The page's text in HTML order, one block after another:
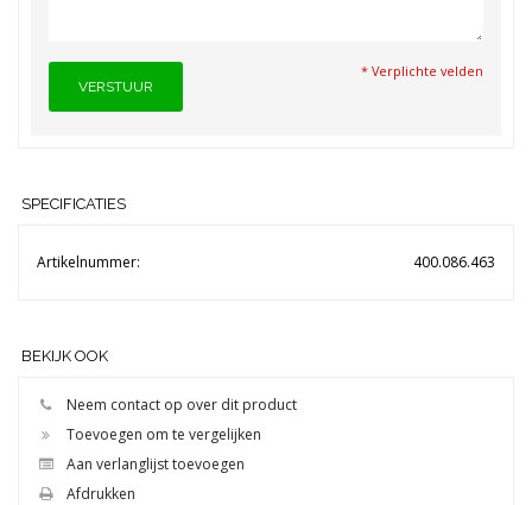
* Verplichte velden
VERSTUUR
SPECIFICATIES
Artikelnummer: 400.086.463
BEKIJK OOK
Neem contact op over dit product
Toevoegen om te vergelijken
Aan verlanglijst toevoegen
Afdrukken